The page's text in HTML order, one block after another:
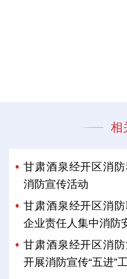
相
甘肃酒泉经开区消
消防宣传活动
甘肃酒泉经开区消
企业责任人集中消防
甘肃酒泉经开区消
开展消防宣传“五进”